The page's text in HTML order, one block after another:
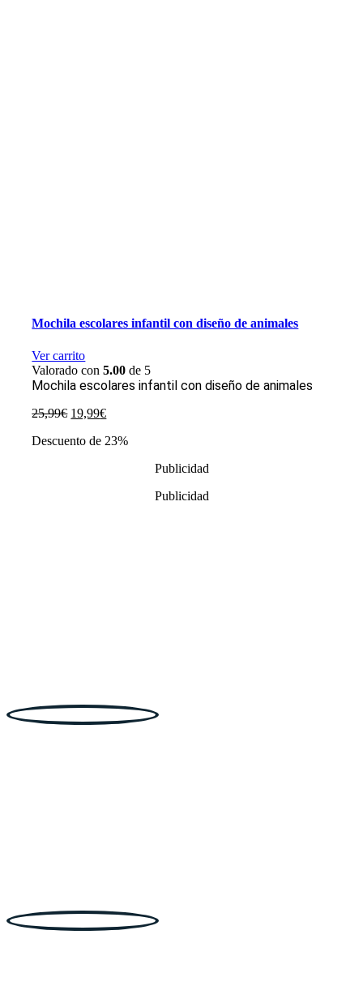
Mochila escolares infantil con diseño de animales
Ver carrito
Valorado con5.00 de 5
Mochila escolares infantil con diseño de animales
25,99€ El
original
19,99€El
actual
Descuento de 23%
Publicidad
Publicidad